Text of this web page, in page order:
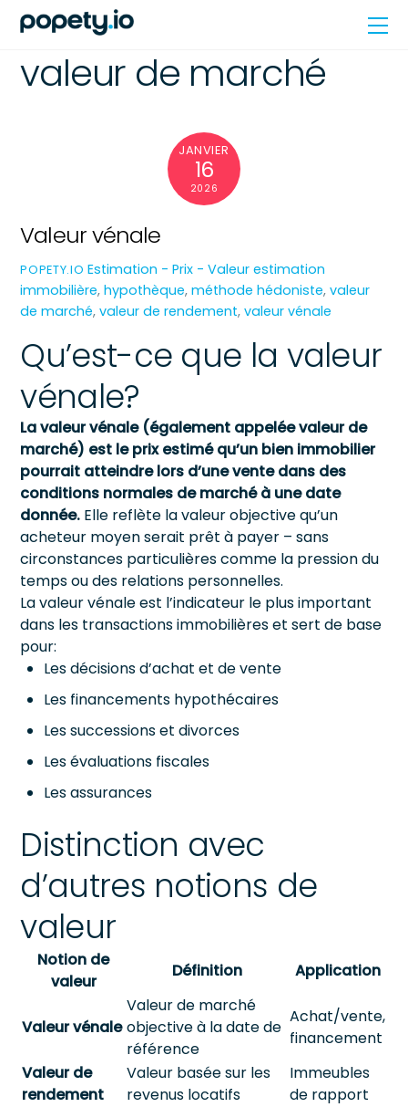
Skip
valeur de marché
JANVIER
16
2026
Valeur vénale
POPETY.IO Estimation - Prix - Valeur estimation
immobilière,hypothèque,méthode hédoniste,valeur
de marché,valeur de rendement,valeur vénale
Qu’est-ce que la valeur
vénale?
La valeur vénale (également appelée valeur de
marché) est le prix estimé qu’un bien immobilier
pourrait atteindre lors d’une vente dans des
conditions normales de marché à une date
donnée. Elle reflète la valeur objective qu’un
acheteur moyen serait prêt à payer – sans
circonstances particulières comme la pression du
temps ou des relations personnelles.
La valeur vénale est l’indicateur le plus important
dans les transactions immobilières et sert de base
pour:
Les décisions d’achat et de vente
Les financements hypothécaires
Les successions et divorces
Les évaluations fiscales
Les assurances
Distinction avec
d’autres notions de
valeur
Notion de
valeur
Définition Application
Valeur vénale
Valeur de marché
objective à la date de
référence
Achat/vente,
financement
Valeur de
rendement
Valeur basée sur les
revenus locatifs
Immeubles
de rapport